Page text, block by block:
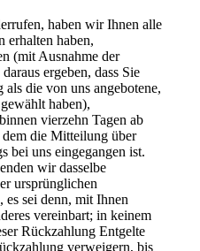
haben wir Ihnen alle
erhalten haben,
(mit Ausnahme der
ergeben, dass Sie
die von uns angebotene,
haben),
vierzehn Tagen ab
die Mitteilung über
bei uns eingegangen ist.
wir dasselbe
ursprünglichen
es sei denn, mit Ihnen
vereinbart; in keinem
Rückzahlung Entgelte
verweigern, bis